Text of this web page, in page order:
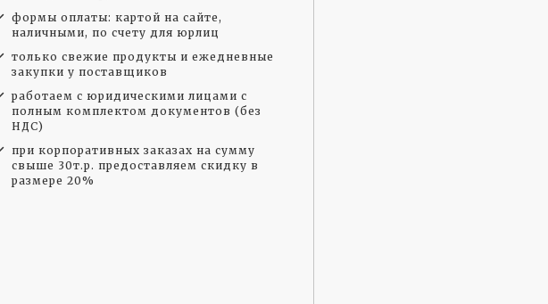
формы оплаты: картой на сайте,
наличными, по счету для юрлиц
только свежие продукты и ежедневные
закупки у поставщиков
работаем с юридическими лицами с
полным комплектом документов (без
НДС)
при корпоративных заказах на сумму
свыше 30т.р. предоставляем скидку в
размере 20%